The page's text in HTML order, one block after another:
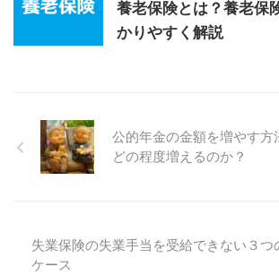
養老保険とは？養老保
かりやすく解説
公的年金の金額を増やす
どの程度増えるのか？
失業保険の失業手当を受給できない３つ
ケース